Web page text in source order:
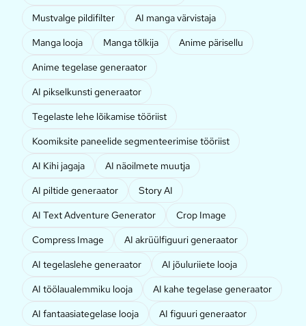
Mustvalge pildifilter
AI manga värvistaja
Manga looja
Manga tõlkija
Anime pärisellu
Anime tegelase generaator
AI pikselkunsti generaator
Tegelaste lehe lõikamise tööriist
Koomiksite paneelide segmenteerimise tööriist
AI Kihi jagaja
AI näoilmete muutja
AI piltide generaator
Story AI
AI Text Adventure Generator
Crop Image
Compress Image
AI akrüülfiguuri generaator
AI tegelaslehe generaator
AI jõuluriiete looja
AI töölaualemmiku looja
AI kahe tegelase generaator
AI fantaasiategelase looja
AI figuuri generaator